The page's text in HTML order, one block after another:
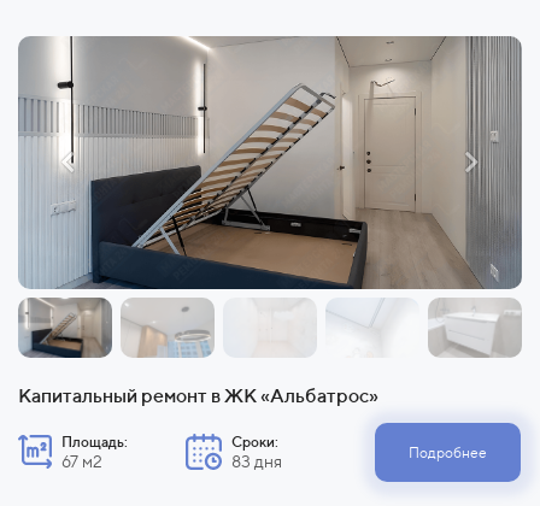
Капитальный ремонт в ЖК «Альбатрос»
Площадь:
67 м2
Сроки:
83 дня Подробнее